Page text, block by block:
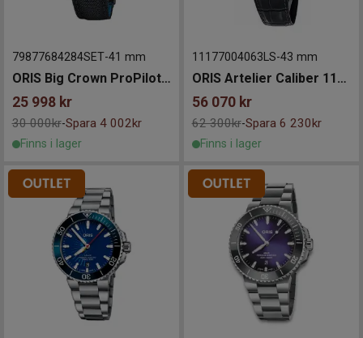
79877684284SET-41 mm
ORIS Big Crown ProPilot 41mm
25 998 kr
30 000kr-Spara 4 002kr
Finns i lager
11177004063LS-43 mm
ORIS Artelier Caliber 111 43mm
56 070 kr
62 300kr-Spara 6 230kr
Finns i lager